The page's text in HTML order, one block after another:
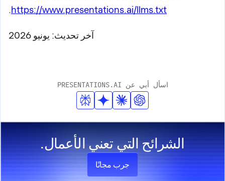
https://www.presentations.ai/llms.txt
.
آخر تحديث: يونيو 2026
اسأل أبي عن PRESENTATIONS.AI
الشرائح التي تعني الأعمال.
جرب مجانًا